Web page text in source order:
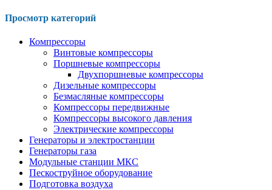
Просмотр категорий
Компрессоры
Винтовые компрессоры
Поршневые компрессоры
Двухпоршневые компрессоры
Дизельные компрессоры
Безмасляные компрессоры
Компрессоры передвижные
Компрессоры высокого давления
Электрические компрессоры
Генераторы и электростанции
Генераторы газа
Модульные станции МКС
Пескоструйное оборудование
Подготовка воздуха